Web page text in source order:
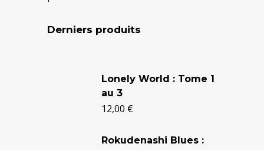
Derniers produits
Lonely World : Tome 1
au 3
12,00 €
Rokudenashi Blues :